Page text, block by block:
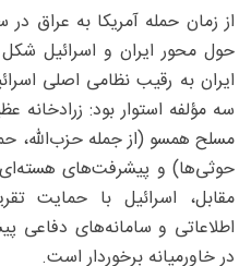
حول محور ایران و اسرائیل
ایران به رقیب نظامی اصلی
سه مؤلفه استوار بود:
مسلح همسو (از جمله حزب‌الله،
حوثی‌ها) و پیشرفت‌های
مقابل، اسرائیل با حمایت
اطلاعاتی و سامانه‌های دفاعی
در خاورمیانه برخوردار است.